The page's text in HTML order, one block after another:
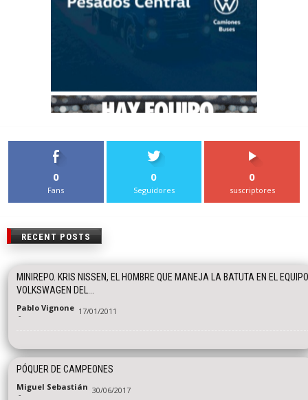
0
Fans
0
Seguidores
0
suscriptores
RECENT POSTS
MINIREPO. KRIS NISSEN, EL HOMBRE QUE MANEJA LA BATUTA EN EL EQUIPO
VOLKSWAGEN DEL...
Pablo Vignone
- 17/01/2011
PÓQUER DE CAMPEONES
Miguel Sebastián
- 30/06/2017